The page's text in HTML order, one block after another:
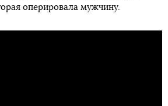
оперировала мужчину.